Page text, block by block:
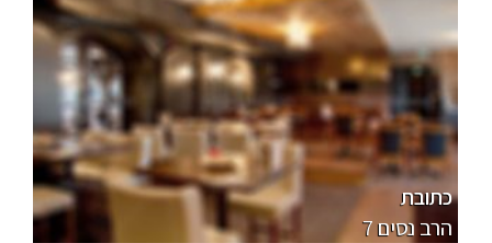
מהדרין
פרווה, חלבי
כתובת
7 הרב נסים